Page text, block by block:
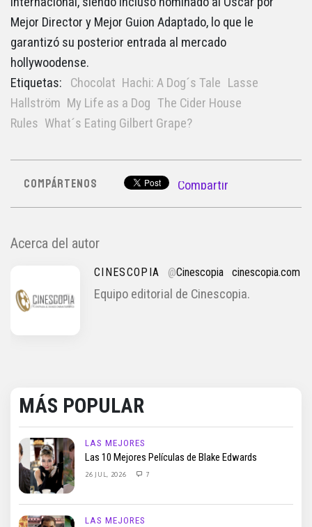
Mejor Director y Mejor Guion Adaptado, lo que le
garantizó su posterior entrada al mercado
hollywoodense.
Etiquetas: Chocolat Hachi: A Dog´s Tale Lasse
Hallström My Life as a Dog The Cider House
Rules What´s Eating Gilbert Grape?
COMPÁRTENOS Compartir
Acerca del autor
CINESCOPIA @Cinescopia cinescopia.com
Equipo editorial de Cinescopia.
MÁS POPULAR
LAS MEJORES
Las 10 Mejores Películas de Blake Edwards
26 JUL, 2026 7
LAS MEJORES